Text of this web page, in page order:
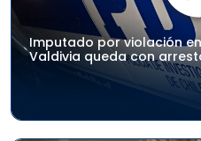
Imputado por violación
Valdivia queda con